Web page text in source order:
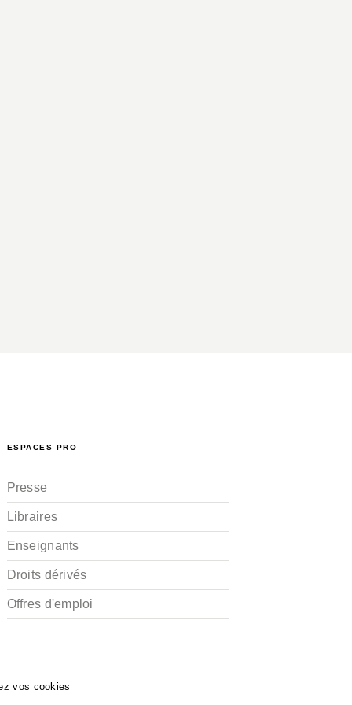
ESPACES PRO
Presse
Libraires
Enseignants
Droits dérivés
Offres d'emploi
vos cookies